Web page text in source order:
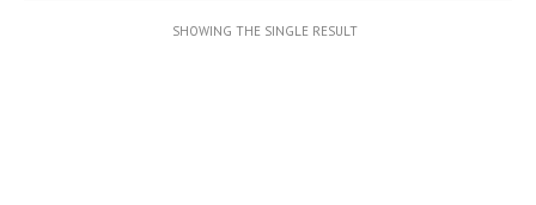
SHOWING THE SINGLE RESULT